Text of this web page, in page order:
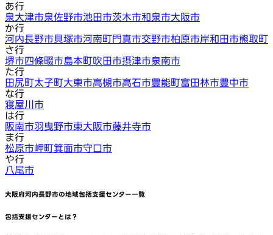
あ行
泉大津市泉佐野市池田市茨木市和泉市大阪市
か行
河内長野市貝塚市河南町門真市交野市柏原市岸和田市熊取町
さ行
堺市四條畷市島本町吹田市摂津市泉南市
た行
田尻町太子町大東市高槻市高石市豊能町富田林市豊中市
な行
寝屋川市
は行
阪南市羽曳野市東大阪市藤井寺市
ま行
松原市岬町箕面市守口市
や行
八尾市
大阪府河内長野市の地域包括支援センター一覧
包括支援センターとは？